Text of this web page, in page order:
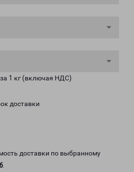
1 кг (включая НДС)
доставки
доставки по выбранному
.